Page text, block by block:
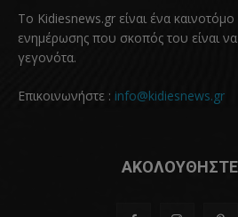
Το Kidiesnews.gr είναι ένα
ενημέρωσης που σκοπός του είναι
γεγονότα.
Επικοινωνήστε : info@kidiesnews.gr